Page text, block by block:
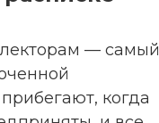
— самый
когда